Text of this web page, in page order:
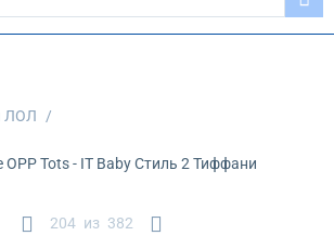
ЛОЛ /
OPP Tots - IT Baby Стиль 2 Тиффани
204 из 382